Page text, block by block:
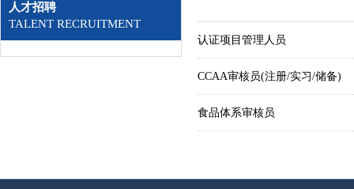
人才招聘
TALENT RECRUITMENT
认证项目管理人员
CCAA审核员(注册/实习/储备)
食品体系审核员